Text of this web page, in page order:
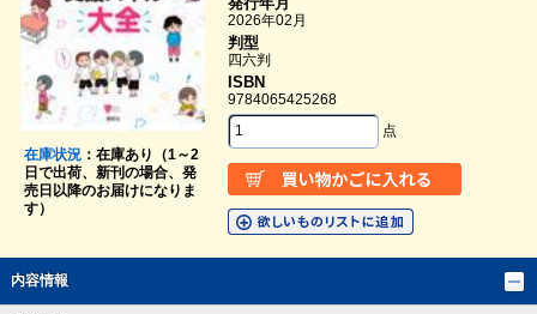
在庫状況：在庫あり（1～2
日で出荷、新刊の場合、発
売日以降のお届けになりま
す）
発行年月
2026年02月
判型
四六判
ISBN
9784065425268
点
内容情報